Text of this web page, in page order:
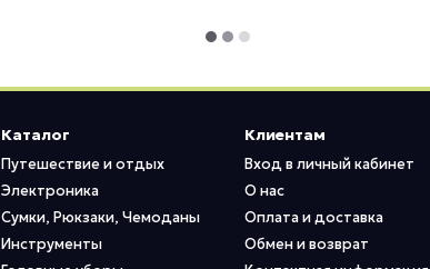
Каталог
Путешествие и отдых
Электроника
Сумки, Рюкзаки, Чемоданы
Инструменты
Клиентам
Вход в личный кабинет
О нас
Оплата и доставка
Обмен и возврат